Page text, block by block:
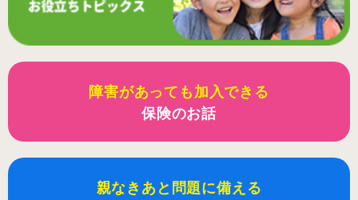
障害があっても加入できる
保険のお話
親なきあと問題に備える